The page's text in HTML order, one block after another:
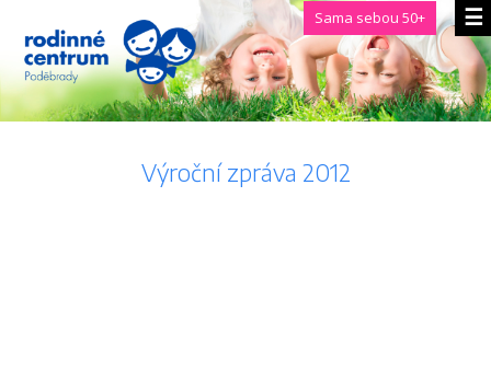
Sama sebou 50+
Výroční zpráva 2012